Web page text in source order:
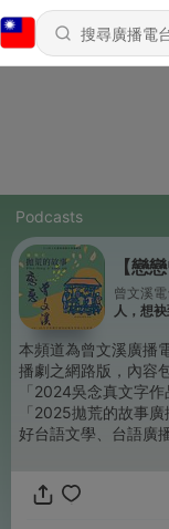
Podcasts
【戀
曾文溪電
人，想
本頻道為曾文溪廣播
播劇之網路版，內容
「2024吳念真文字
「2025拋荒的故事
好台語文學、台語廣播的朋友